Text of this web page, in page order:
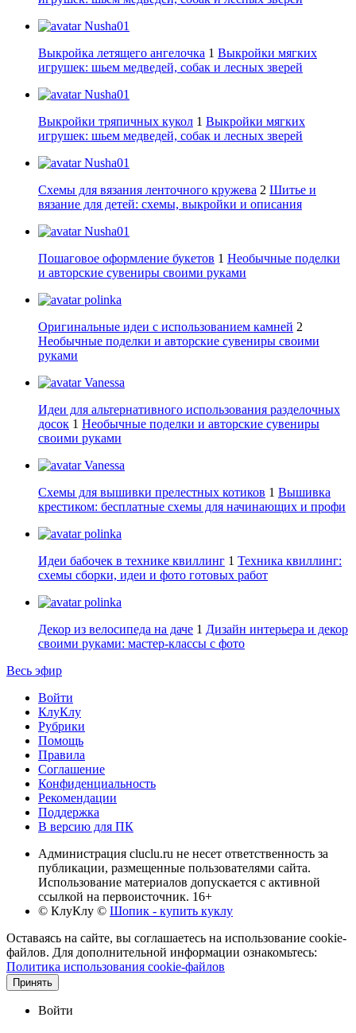
Nusha01
Выкройка летящего ангелочка 1 Выкройки мягких
игрушек: шьем медведей, собак и лесных зверей
Nusha01
Выкройки тряпичных кукол 1 Выкройки мягких
игрушек: шьем медведей, собак и лесных зверей
Nusha01
Схемы для вязания ленточного кружева 2 Шитье и
вязание для детей: схемы, выкройки и описания
Nusha01
Пошаговое оформление букетов 1 Необычные поделки
и авторские сувениры своими руками
polinka
Оригинальные идеи с использованием камней 2
Необычные поделки и авторские сувениры своими
руками
Vanessa
Идеи для альтернативного использования разделочных
досок 1 Необычные поделки и авторские сувениры
своими руками
Vanessa
Схемы для вышивки прелестных котиков 1 Вышивка
крестиком: бесплатные схемы для начинающих и профи
polinka
Идеи бабочек в технике квиллинг 1 Техника квиллинг:
схемы сборки, идеи и фото готовых работ
polinka
Декор из велосипеда на даче 1 Дизайн интерьера и декор
своими руками: мастер-классы с фото
Весь эфир
Войти
КлуКлу
Рубрики
Помощь
Правила
Соглашение
Конфиденциальность
Рекомендации
Поддержка
В версию для ПК
Администрация cluclu.ru не несет ответственность за
публикации, размещенные пользователями сайта.
Использование материалов допускается с активной
ссылкой на первоисточник. 16+
© КлуКлу © Шопик - купить куклу
Оставаясь на сайте, вы соглашаетесь на использование cookie-
файлов. Для дополнительной информации ознакомьтесь:
Политика использования cookie-файлов
Принять
Войти